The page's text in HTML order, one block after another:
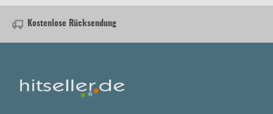
Kostenlose Rücksendung